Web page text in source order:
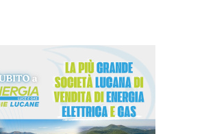
DELLA EX VIA APPIA A VENTI CHILOMETRI DA POTENZA! L’EVENTO IN PROGRAMMA